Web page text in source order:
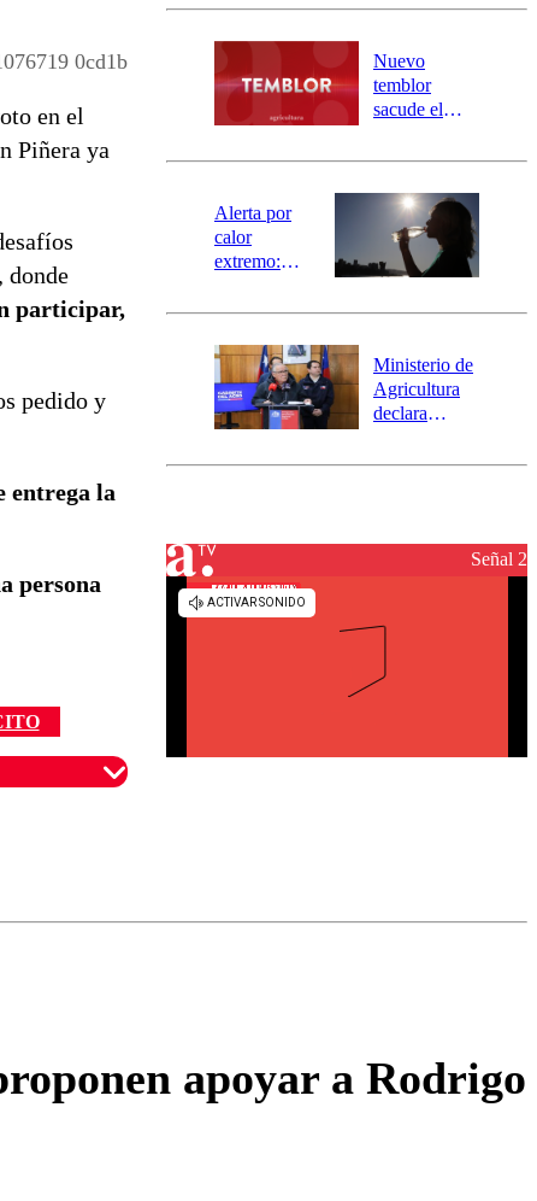
0cd1b
en el
Piñera ya
donde
participar,
pedido y
entrega la
persona
Carahue por
río Damas:
activa
mensajería
SAE
Nuevo
temblor
sacude el
revisa la
epicentro
Alerta por
calor
extremo:
activa Alerta
Preventiva en
tres comunas
Ministerio de
Agricultura
declara
agrícola para
Señal 2
apoyar a Rodrigo